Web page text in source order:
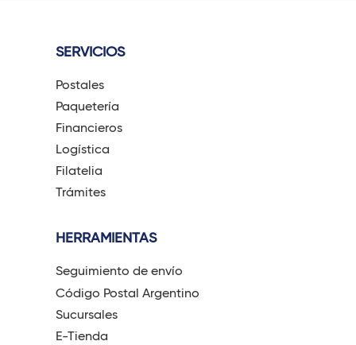
SERVICIOS
Postales
Paquetería
Financieros
Logística
Filatelia
Trámites
HERRAMIENTAS
Seguimiento de envío
Código Postal Argentino
Sucursales
E-Tienda